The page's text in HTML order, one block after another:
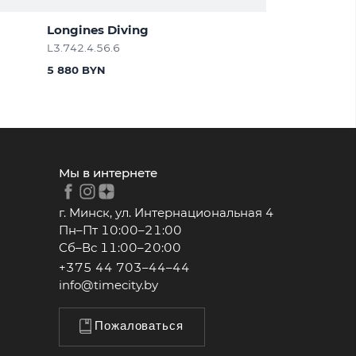
Longines Diving
L3.742.4.56.6
5 880 BYN
Мы в интернете
г. Минск, ул. Интернациональная 4
Пн–Пт 10:00–21:00
Сб–Вс 11:00–20:00
+375 44 703–44–44
info@timecity.by
Пожаловаться